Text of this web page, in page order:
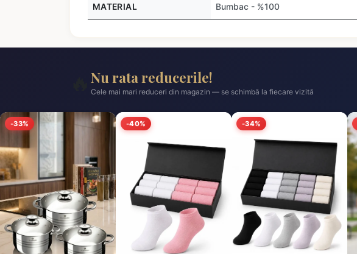
MATERIAL Bumbac - %100
Nu rata reducerile!
Cele mai mari reduceri din magazin — se schimbă la fiecare vizită
-33% -40% -34%